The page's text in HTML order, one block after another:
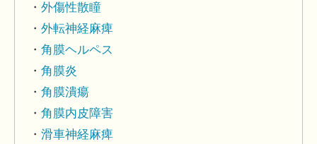
外傷性散瞳
外転神経麻痺
角膜ヘルペス
角膜炎
角膜潰瘍
角膜内皮障害
滑車神経麻痺